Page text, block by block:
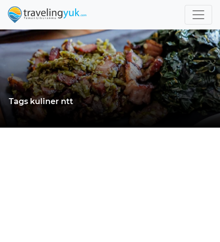
Tags kuliner ntt